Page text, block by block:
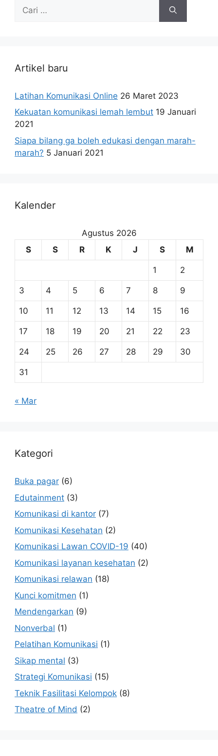
untuk:
Artikel baru
Latihan Komunikasi Online 26 Maret 2023
Kekuatan komunikasi lemah lembut 19 Januari
2021
Siapa bilang ga boleh edukasi dengan marah-
marah? 5 Januari 2021
Kalender
Agustus 2026
S
S R K J S M
1 2
3 4 5 6 7 8 9
10 11 12 13 14 15 16
17 18 19 20 21 22 23
24 25 26 27 28 29 30
31
« Mar
Kategori
Buka pagar (6)
Edutainment (3)
Komunikasi di kantor (7)
Komunikasi Kesehatan (2)
Komunikasi Lawan COVID-19 (40)
Komunikasi layanan kesehatan (2)
Komunikasi relawan (18)
Kunci komitmen (1)
Mendengarkan (9)
Nonverbal (1)
Pelatihan Komunikasi (1)
Sikap mental (3)
Strategi Komunikasi (15)
Teknik Fasilitasi Kelompok (8)
Theatre of Mind (2)